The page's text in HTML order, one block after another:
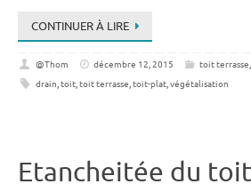
CONTINUER À LIRE
@Thom décembre 12, 2015 toit terrasse,
drain,toit,toit terrasse,toit-plat,végétalisation
Etancheitée du